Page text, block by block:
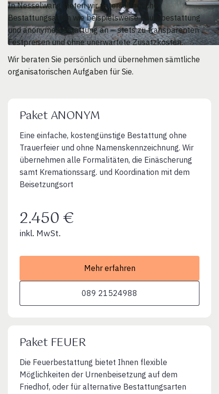
In Nesselwang bieten wir unterschiedliche
Bestattungsarten wie beispielsweise Feuerbestattung
und anonyme Bestattung an – stets zu transparenten
Festpreisen und ohne unerwartete Zusatzkosten.
Wir beraten Sie persönlich und übernehmen sämtliche
organisatorischen Aufgaben für Sie.
Paket ANONYM
Eine einfache, kostengünstige Bestattung ohne
Trauerfeier und ohne Namenskennzeichnung. Wir
übernehmen alle Formalitäten, die Einäscherung
samt Kremationssarg. und Koordination mit dem
Beisetzungsort
2.450 €
inkl. MwSt.
Mehr erfahren
089 21524988
Paket FEUER
Die Feuerbestattung bietet Ihnen flexible
Möglichkeiten der Urnenbeisetzung auf dem
Friedhof, oder für alternative Bestattungsarten